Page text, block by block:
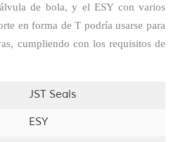
de bola, y el ESY con varios
en forma de T podría usarse para
cumpliendo con los requisitos de
JST Seals
ESY